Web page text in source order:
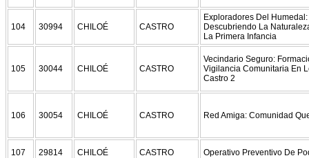
104 30994 CHILOÉ CASTRO
Exploradores Del Humedal:
Descubriendo La
La Primera Infancia
105 30044 CHILOÉ CASTRO
Vecindario Seguro:
Vigilancia Comunitaria En
Castro 2
106 30054 CHILOÉ CASTRO Red Amiga: Comunidad
107 29814 CHILOÉ CASTRO Operativo Preventivo De